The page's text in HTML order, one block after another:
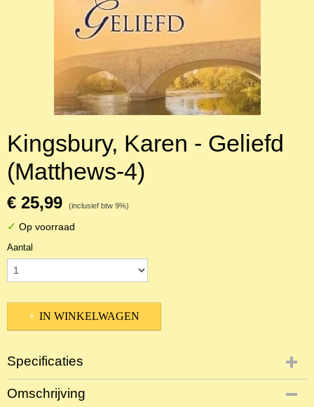
Kingsbury, Karen - Geliefd
(Matthews-4)
€ 25,99 (inclusief btw 9%)
✓ Op voorraad
Aantal
IN WINKELWAGEN
Specificaties
Productcode
NBKR-5333
Omschrijving